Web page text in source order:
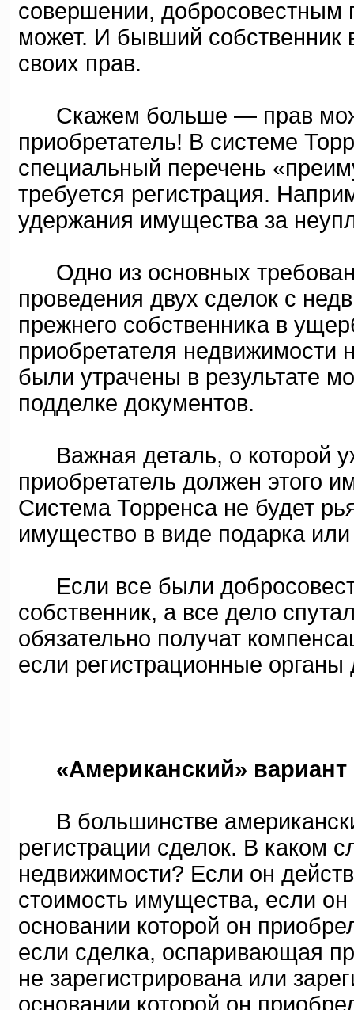
совершении, добросовестным
может. И бывший собственник
своих прав.
Скажем больше — прав
приобретатель! В системе
специальный перечень
требуется регистрация.
удержания имущества за
Одно из основных
проведения двух сделок с
прежнего собственника в
приобретателя недвижимости
были утрачены в результате
подделке документов.
Важная деталь, о которой
приобретатель должен этого
Система Торренса не будет
имущество в виде подарка
Если все были
собственник, а все дело
обязательно получат
если регистрационные
«Американский» вариант
В большинстве
регистрации сделок. В каком
недвижимости? Если он
стоимость имущества, если он
основании которой он
если сделка, оспаривающая
не зарегистрирована или
основании которой он